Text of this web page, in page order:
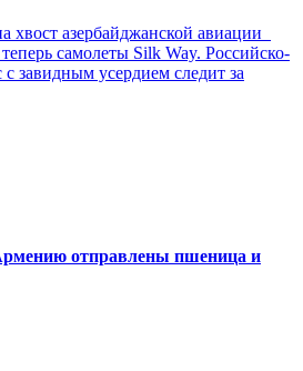
хвост азербайджанской авиации
самолеты Silk Way. Российско-
завидным усердием следит за
отправлены пшеница и